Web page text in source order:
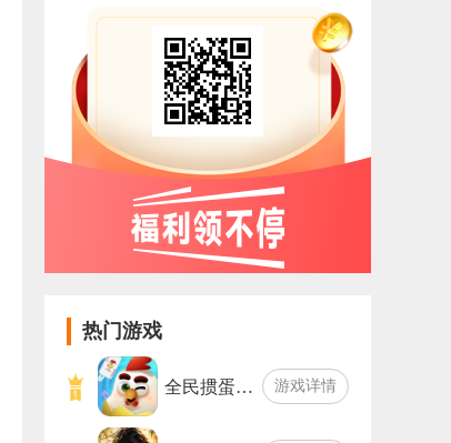
热门游戏
全民掼蛋… 游戏详情